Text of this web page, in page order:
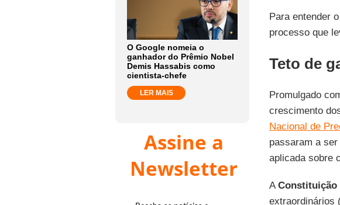
O Google nomeia o
ganhador do Prêmio Nobel
Demis Hassabis como
cientista-chefe
LER MAIS
Assine a
Newsletter
Para entender
processo que
Teto de
Promulgado
crescimento
Nacional de
passaram a
aplicada sobre
AConstituição
extraordinários